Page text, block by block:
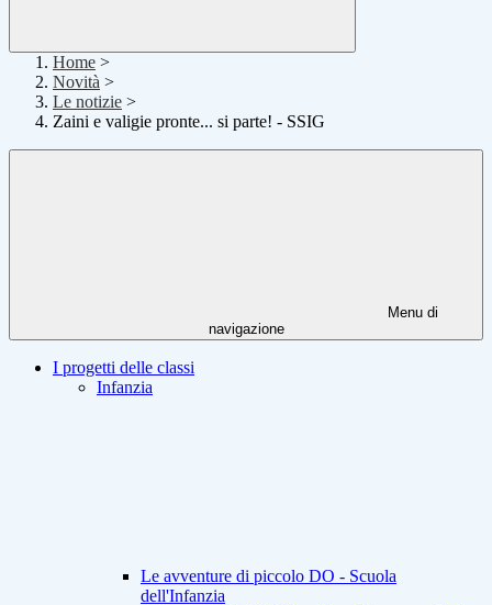
Home >
Novità >
Le notizie >
Zaini e valigie pronte... si parte! - SSIG
Menu di
navigazione
I progetti delle classi
Infanzia
Le avventure di piccolo DO - Scuola
dell'Infanzia